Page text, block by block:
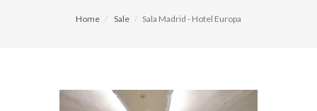
Home Sale Sala Madrid - Hotel Europa